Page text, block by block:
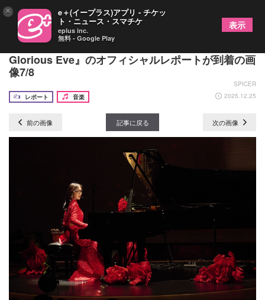
五条院凌、年内ラスト公演『GOJOSSIC – The
Glorious Eve』のオフィシャルレポートが到着の画
像7/8
SPICER
レポート
音楽 2025.12.25
前の画像 記事に戻る 次の画像
× e＋(イープラス)アプリ - チケッ
ト・ニュース・スマチケ
eplus inc.
無料 - Google Play
表示